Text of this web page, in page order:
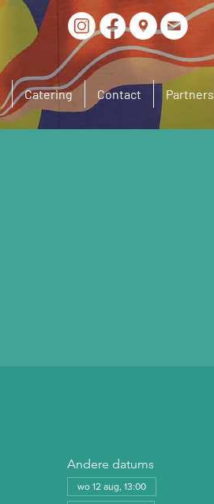
Catering Contact Partners
Andere datums
wo 12 aug, 13:00